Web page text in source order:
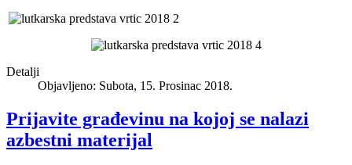
Detalji
Objavljeno: Subota, 15. Prosinac 2018.
Prijavite građevinu na kojoj se nalazi
azbestni materijal